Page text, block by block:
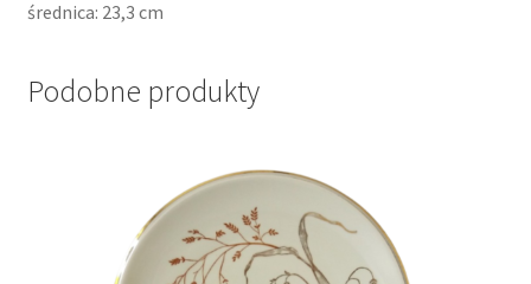
średnica: 23,3 cm
Podobne produkty